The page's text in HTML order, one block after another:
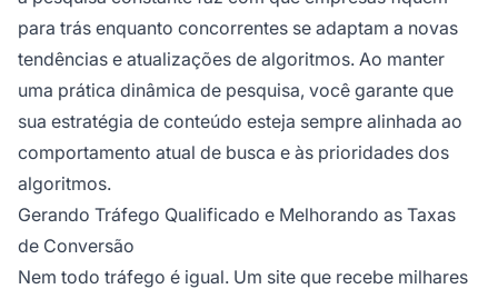
para trás enquanto concorrentes se adaptam a novas
tendências e atualizações de algoritmos. Ao manter
uma prática dinâmica de pesquisa, você garante que
sua estratégia de conteúdo esteja sempre alinhada ao
comportamento atual de busca e às prioridades dos
algoritmos.
Gerando Tráfego Qualificado e Melhorando as Taxas
de Conversão
Nem todo tráfego é igual. Um site que recebe milhares